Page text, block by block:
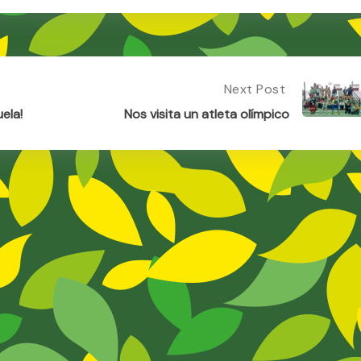
Next
Post:
Un
Atleta
Olímpico
Next Post
Nos visita un atleta olímpico